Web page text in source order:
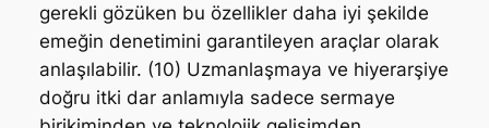
gerekli gözüken bu özellikler daha iyi şekilde
emeğin denetimini garantileyen araçlar olarak
anlaşılabilir. (10) Uzmanlaşmaya ve hiyerarşiye
doğru itki dar anlamıyla sadece sermaye